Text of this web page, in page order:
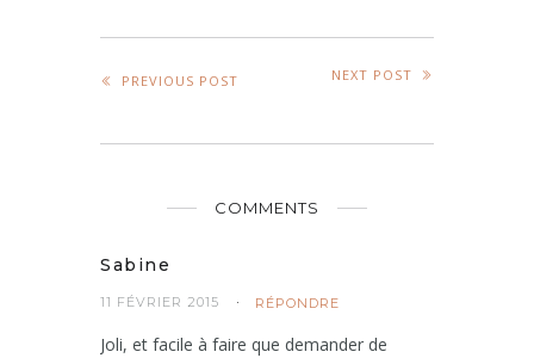
PREVIOUS POST NEXT POST
COMMENTS
Sabine
11 FÉVRIER 2015 RÉPONDRE
Joli, et facile à faire que demander de